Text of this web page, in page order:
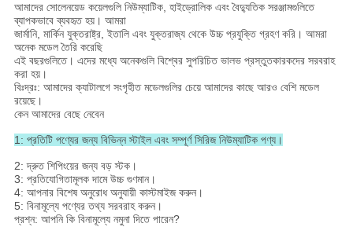
আমাদের সোলেনয়েড কয়েলগুলি নিউম্যাটিক, হাইড্রোলিক এবং বৈদ্যুতিক সরঞ্জামগুলিতে
ব্যাপকভাবে ব্যবহৃত হয়। আমরা
জার্মানি, মার্কিন যুক্তরাষ্ট্র, ইতালি এবং যুক্তরাজ্য থেকে উচ্চ প্রযুক্তি গ্রহণ করি। আমরা
অনেক মডেল তৈরি করেছি
এই বছরগুলিতে। এদের মধ্যে অনেকগুলি বিশ্বের সুপরিচিত ভালভ প্রস্তুতকারকদের সরবরাহ
করা হয়।
বিঃদ্রঃ: আমাদের ক্যাটালগে সংগৃহীত মডেলগুলির চেয়ে আমাদের কাছে আরও বেশি মডেল
রয়েছে।
কেন আমাদের বেছে নেবেন
1: প্রতিটি পণ্যের জন্য বিভিন্ন স্টাইল এবং সম্পূর্ণ সিরিজ নিউম্যাটিক পণ্য।
2: দ্রুত শিপিংয়ের জন্য বড় স্টক।
3: প্রতিযোগিতামূলক দামে উচ্চ গুণমান।
4: আপনার বিশেষ অনুরোধ অনুযায়ী কাস্টমাইজ করুন।
5: বিনামূল্যে পণ্যের তথ্য সরবরাহ করুন।
প্রশ্ন: আপনি কি বিনামূল্যে নমুনা দিতে পারেন?